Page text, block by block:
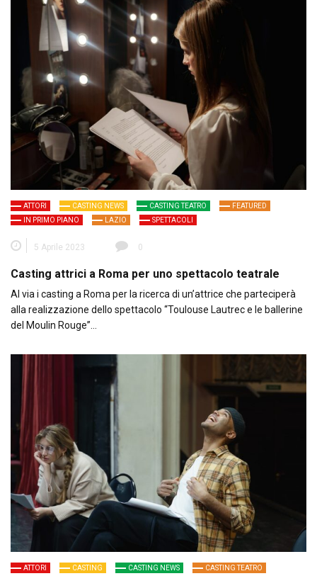
ATTORI CASTING NEWS CASTING TEATRO
FEATURED
IN PRIMO PIANO
LAZIO SPETTACOLI
5 Aprile 2023 0
Casting attrici a Roma per uno spettacolo teatrale
Al via i casting a Roma per la ricerca di un’attrice che parteciperà
alla realizzazione dello spettacolo “Toulouse Lautrec e le ballerine
del Moulin Rouge”…
ATTORI CASTING CASTING NEWS
CASTING TEATRO